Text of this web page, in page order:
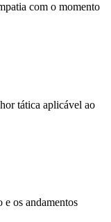
com o momento
tática aplicável ao
e os andamentos